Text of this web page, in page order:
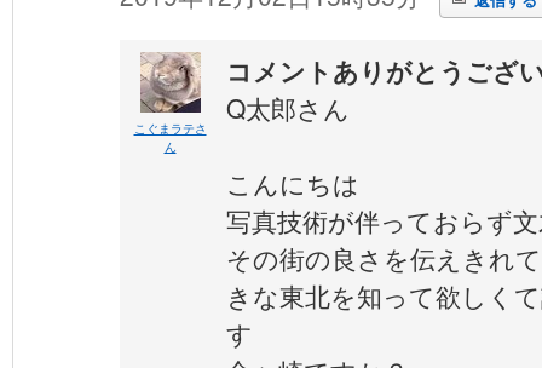
こぐまラテさ
ん
コメントありがとうござ
Q太郎さん
こんにちは
写真技術が伴っておらず
その街の良さを伝えきれ
きな東北を知って欲しく
す